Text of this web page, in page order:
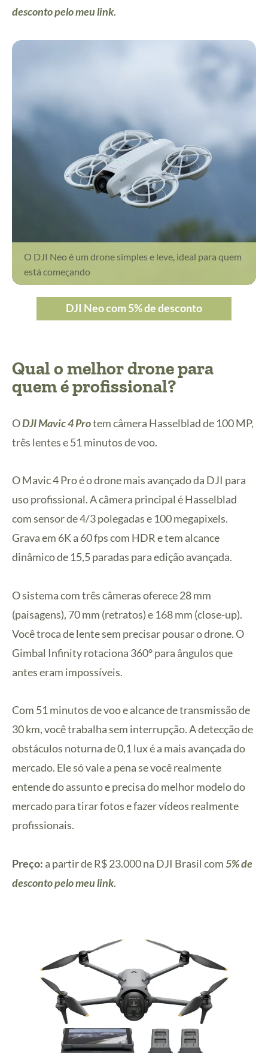
desconto pelo meu link.
O DJI Neo é um drone simples e leve, ideal para quem
está começando
DJI Neo com 5% de desconto
Qual o melhor drone para
quem é profissional?
ODJI Mavic 4 Protem câmera Hasselblad de 100 MP,
três lentes e 51 minutos de voo.
O Mavic 4 Pro é o drone mais avançado da DJI para
uso profissional. A câmera principal é Hasselblad
com sensor de 4/3 polegadas e 100 megapixels.
Grava em 6K a 60 fps com HDR e tem alcance
dinâmico de 15,5 paradas para edição avançada.
O sistema com três câmeras oferece 28 mm
(paisagens), 70 mm (retratos) e 168 mm (close-up).
Você troca de lente sem precisar pousar o drone. O
Gimbal Infinity rotaciona 360° para ângulos que
antes eram impossíveis.
Com 51 minutos de voo e alcance de transmissão de
30 km, você trabalha sem interrupção. A detecção de
obstáculos noturna de 0,1 lux é a mais avançada do
mercado. Ele só vale a pena se você realmente
entende do assunto e precisa do melhor modelo do
mercado para tirar fotos e fazer vídeos realmente
profissionais.
Preço: a partir de R$ 23.000 na DJI Brasil com5% de
desconto pelo meu link.